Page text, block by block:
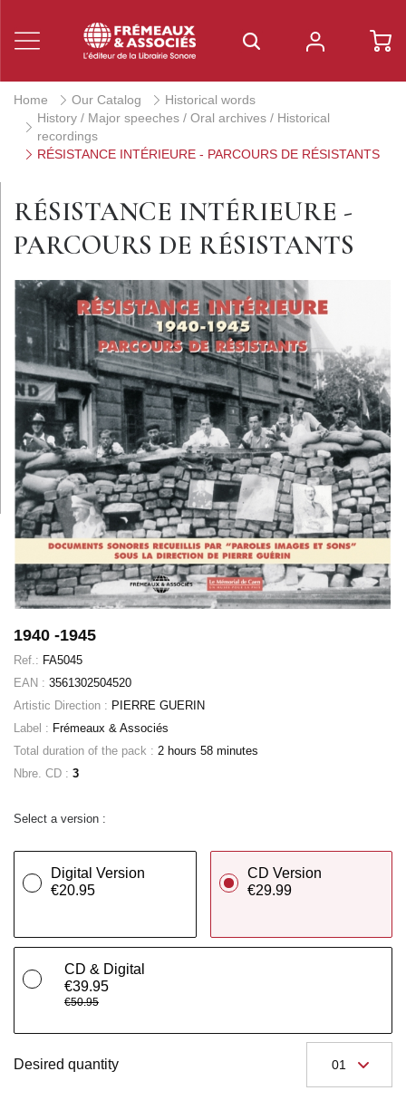
Home Our Catalog
Historical words
History / Major speeches / Oral archives / Historical
recordings
RÉSISTANCE INTÉRIEURE - PARCOURS DE RÉSISTANTS
RÉSISTANCE INTÉRIEURE -
PARCOURS DE RÉSISTANTS
1940 -1945
Ref.: FA5045
EAN : 3561302504520
Artistic Direction : PIERRE GUERIN
Label : Frémeaux & Associés
Total duration of the pack : 2 hours 58 minutes
Nbre. CD : 3
Select a version :
Digital Version
€20.95
CD Version
€29.99
CD & Digital
€39.95
€50.95
Desired quantity